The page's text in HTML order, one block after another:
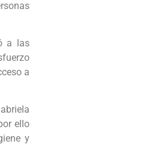
a las
a
ello
y